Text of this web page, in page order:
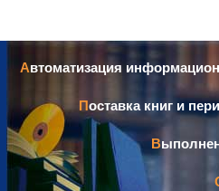
Автоматизация
Поставка книг и